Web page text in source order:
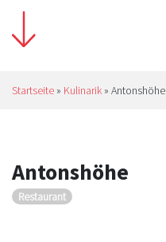
Startseite » Kulinarik » Antonshöhe
Antonshöhe
Restaurant